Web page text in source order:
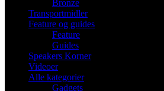
Bronze
Transportmidler
Feature og guides
Feature
Guides
Speakers Korner
Videoer
Alle kategorier
Gadgets